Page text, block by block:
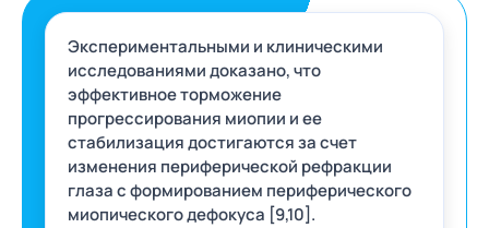
Экспериментальными и клиническими
исследованиями доказано, что
эффективное торможение
прогрессирования миопии и ее
стабилизация достигаются за счет
изменения периферической рефракции
глаза с формированием периферического
миопического дефокуса [9,10].